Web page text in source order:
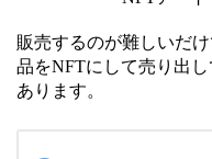
販売するのが難しいだ
品をNFTにして売り出
あります。